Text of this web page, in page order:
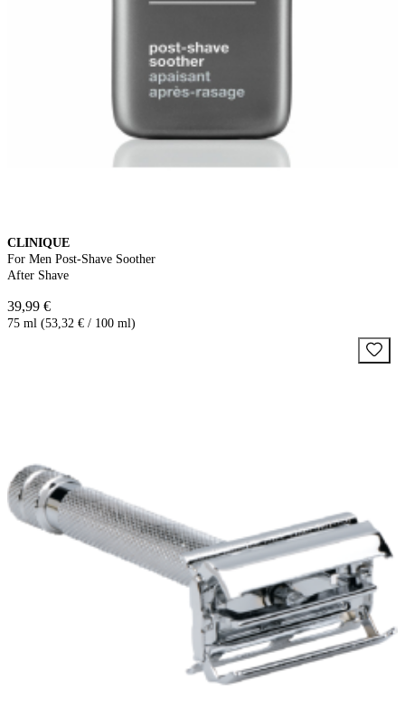
CLINIQUE
For Men Post-Shave Soother
After Shave
39,99 €
75 ml (53,32 € / 100 ml)